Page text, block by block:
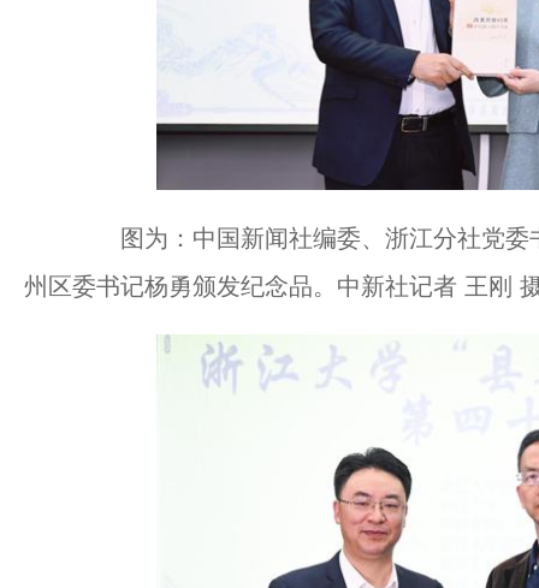
图为：中国新闻社编委、浙江分社党委
州区委书记杨勇颁发纪念品。中新社记者 王刚